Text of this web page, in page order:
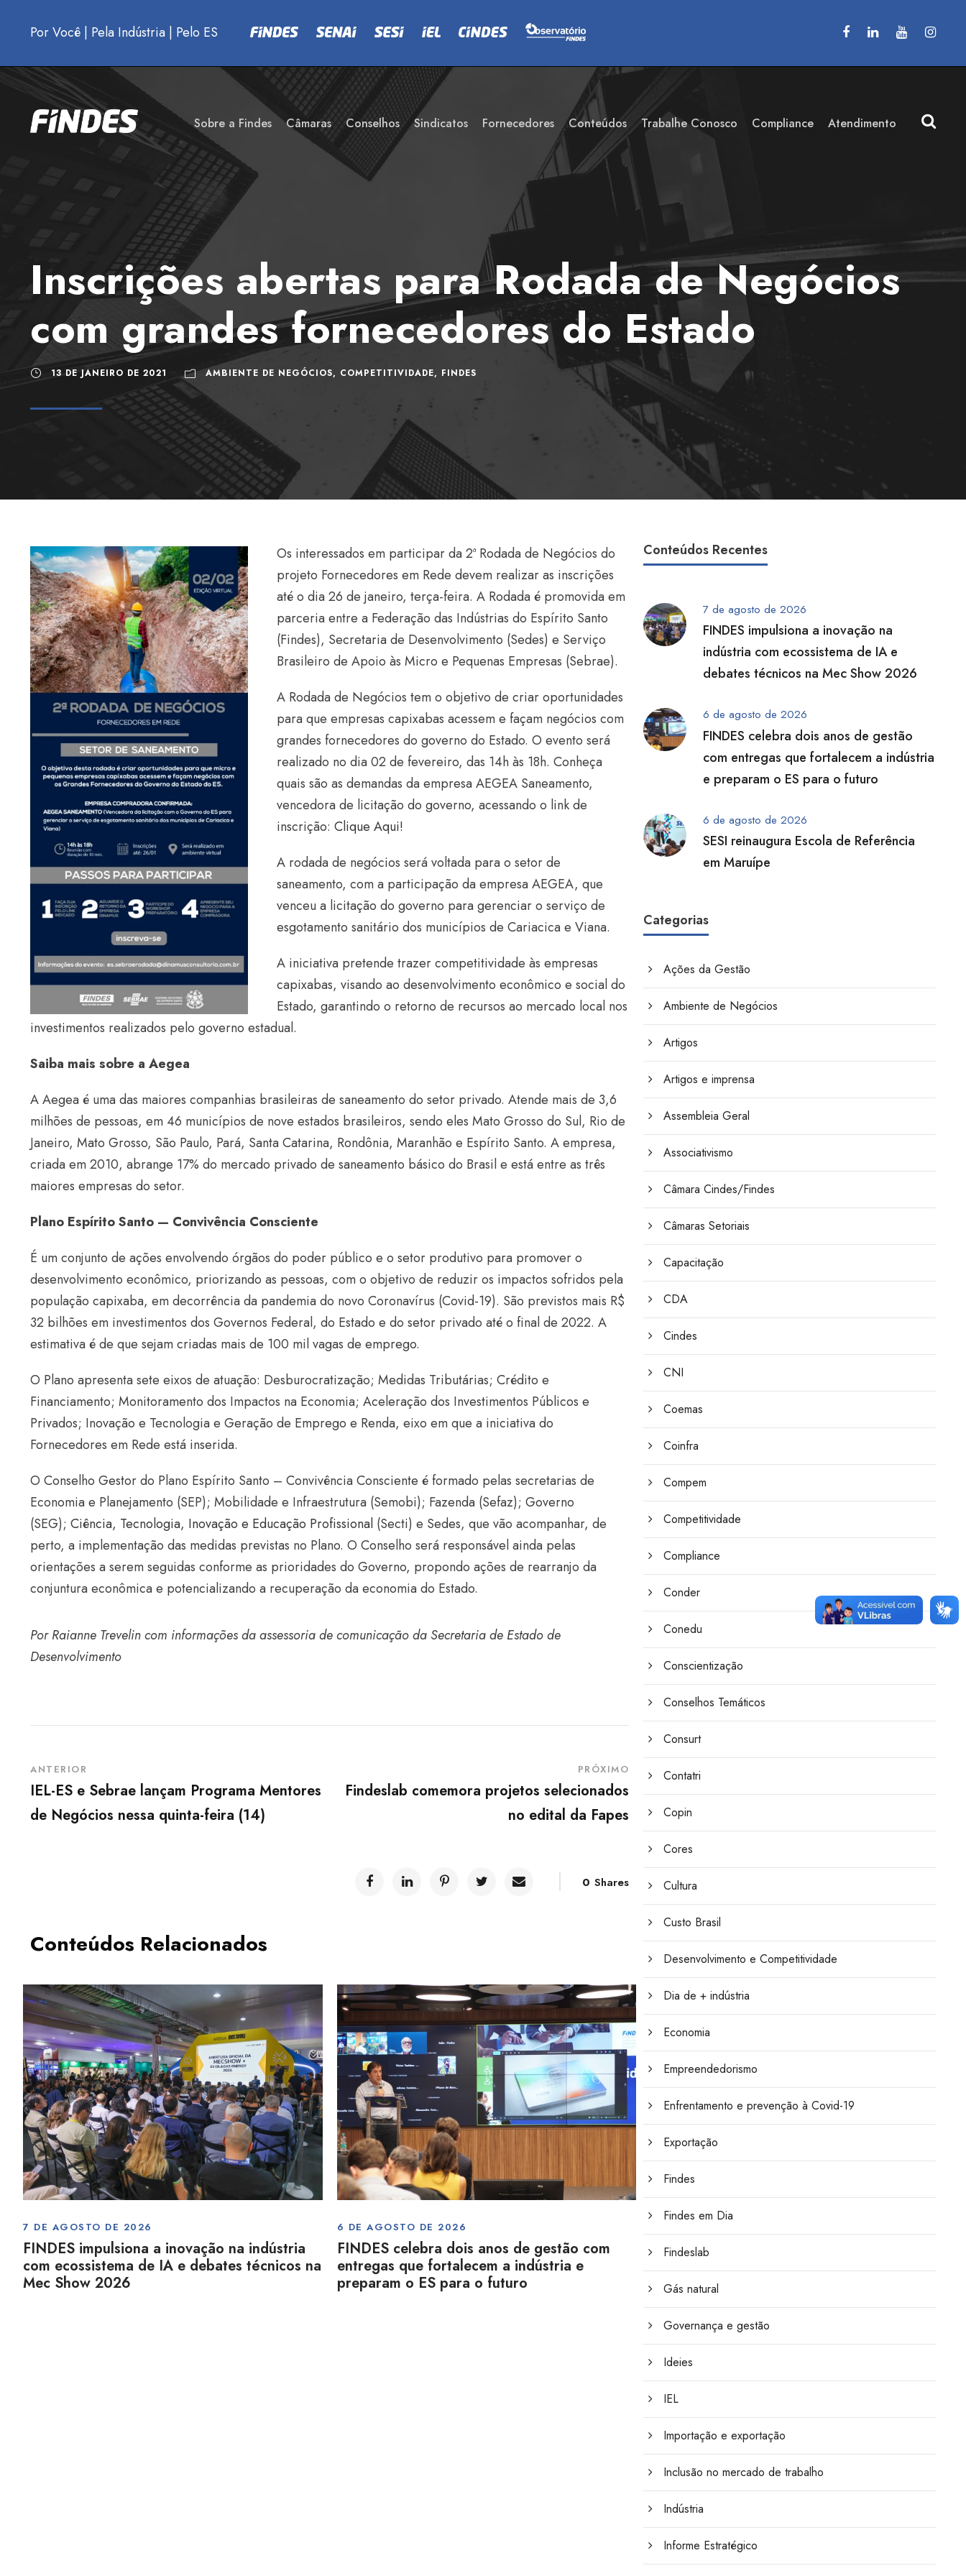
Por Você | Pela Indústria | Pelo ES
Sobre a Findes Câmaras Conselhos Sindicatos Fornecedores Conteúdos Trabalhe Conosco Compliance Atendimento
Inscrições abertas para Rodada de Negócios
com grandes fornecedores do Estado
13 DE JANEIRO DE 2021 AMBIENTE DE NEGÓCIOS, COMPETITIVIDADE, FINDES
Os interessados em participar da 2ª Rodada de Negócios do
projeto Fornecedores em Rede devem realizar as inscrições
até o dia 26 de janeiro, terça-feira. A Rodada é promovida em
parceria entre a Federação das Indústrias do Espírito Santo
(Findes), Secretaria de Desenvolvimento (Sedes) e Serviço
Brasileiro de Apoio às Micro e Pequenas Empresas (Sebrae).
A Rodada de Negócios tem o objetivo de criar oportunidades
para que empresas capixabas acessem e façam negócios com
grandes fornecedores do governo do Estado. O evento será
realizado no dia 02 de fevereiro, das 14h às 18h. Conheça
quais são as demandas da empresa AEGEA Saneamento,
vencedora de licitação do governo, acessando o link de
inscrição: Clique Aqui!
A rodada de negócios será voltada para o setor de
saneamento, com a participação da empresa AEGEA, que
venceu a licitação do governo para gerenciar o serviço de
esgotamento sanitário dos municípios de Cariacica e Viana.
A iniciativa pretende trazer competitividade às empresas
capixabas, visando ao desenvolvimento econômico e social do
Estado, garantindo o retorno de recursos ao mercado local nos
investimentos realizados pelo governo estadual.
Saiba mais sobre a Aegea
A Aegea é uma das maiores companhias brasileiras de saneamento do setor privado. Atende mais de 3,6
milhões de pessoas, em 46 municípios de nove estados brasileiros, sendo eles Mato Grosso do Sul, Rio de
Janeiro, Mato Grosso, São Paulo, Pará, Santa Catarina, Rondônia, Maranhão e Espírito Santo. A empresa,
criada em 2010, abrange 17% do mercado privado de saneamento básico do Brasil e está entre as três
maiores empresas do setor.
Plano Espírito Santo — Convivência Consciente
É um conjunto de ações envolvendo órgãos do poder público e o setor produtivo para promover o
desenvolvimento econômico, priorizando as pessoas, com o objetivo de reduzir os impactos sofridos pela
população capixaba, em decorrência da pandemia do novo Coronavírus (Covid-19). São previstos mais R$
32 bilhões em investimentos dos Governos Federal, do Estado e do setor privado até o final de 2022. A
estimativa é de que sejam criadas mais de 100 mil vagas de emprego.
O Plano apresenta sete eixos de atuação: Desburocratização; Medidas Tributárias; Crédito e
Financiamento; Monitoramento dos Impactos na Economia; Aceleração dos Investimentos Públicos e
Privados; Inovação e Tecnologia e Geração de Emprego e Renda, eixo em que a iniciativa do
Fornecedores em Rede está inserida.
O Conselho Gestor do Plano Espírito Santo – Convivência Consciente é formado pelas secretarias de
Economia e Planejamento (SEP); Mobilidade e Infraestrutura (Semobi); Fazenda (Sefaz); Governo
(SEG); Ciência, Tecnologia, Inovação e Educação Profissional (Secti) e Sedes, que vão acompanhar, de
perto, a implementação das medidas previstas no Plano. O Conselho será responsável ainda pelas
orientações a serem seguidas conforme as prioridades do Governo, propondo ações de rearranjo da
conjuntura econômica e potencializando a recuperação da economia do Estado.
Por Raianne Trevelin com informações da assessoria de comunicação da Secretaria de Estado de
Desenvolvimento
ANTERIOR
IEL-ES e Sebrae lançam Programa Mentores
de Negócios nessa quinta-feira (14)
PRÓXIMO
Findeslab comemora projetos selecionados
no edital da Fapes
0 Shares
Conteúdos Relacionados
7 DE AGOSTO DE 2026
FINDES impulsiona a inovação na indústria
com ecossistema de IA e debates técnicos na
Mec Show 2026
6 DE AGOSTO DE 2026
FINDES celebra dois anos de gestão com
entregas que fortalecem a indústria e
preparam o ES para o futuro
Conteúdos Recentes
7 de agosto de 2026
FINDES impulsiona a inovação na
indústria com ecossistema de IA e
debates técnicos na Mec Show 2026
6 de agosto de 2026
FINDES celebra dois anos de gestão
com entregas que fortalecem a indústria
e preparam o ES para o futuro
6 de agosto de 2026
SESI reinaugura Escola de Referência
em Maruípe
Categorias
Ações da Gestão
Ambiente de Negócios
Artigos
Artigos e imprensa
Assembleia Geral
Associativismo
Câmara Cindes/Findes
Câmaras Setoriais
Capacitação
CDA
Cindes
CNI
Coemas
Coinfra
Compem
Competitividade
Compliance
Conder
Conedu
Conscientização
Conselhos Temáticos
Consurt
Contatri
Copin
Cores
Cultura
Custo Brasil
Desenvolvimento e Competitividade
Dia de + indústria
Economia
Empreendedorismo
Enfrentamento e prevenção à Covid-19
Exportação
Findes
Findes em Dia
Findeslab
Gás natural
Governança e gestão
Ideies
IEL
Importação e exportação
Inclusão no mercado de trabalho
Indústria
Informe Estratégico